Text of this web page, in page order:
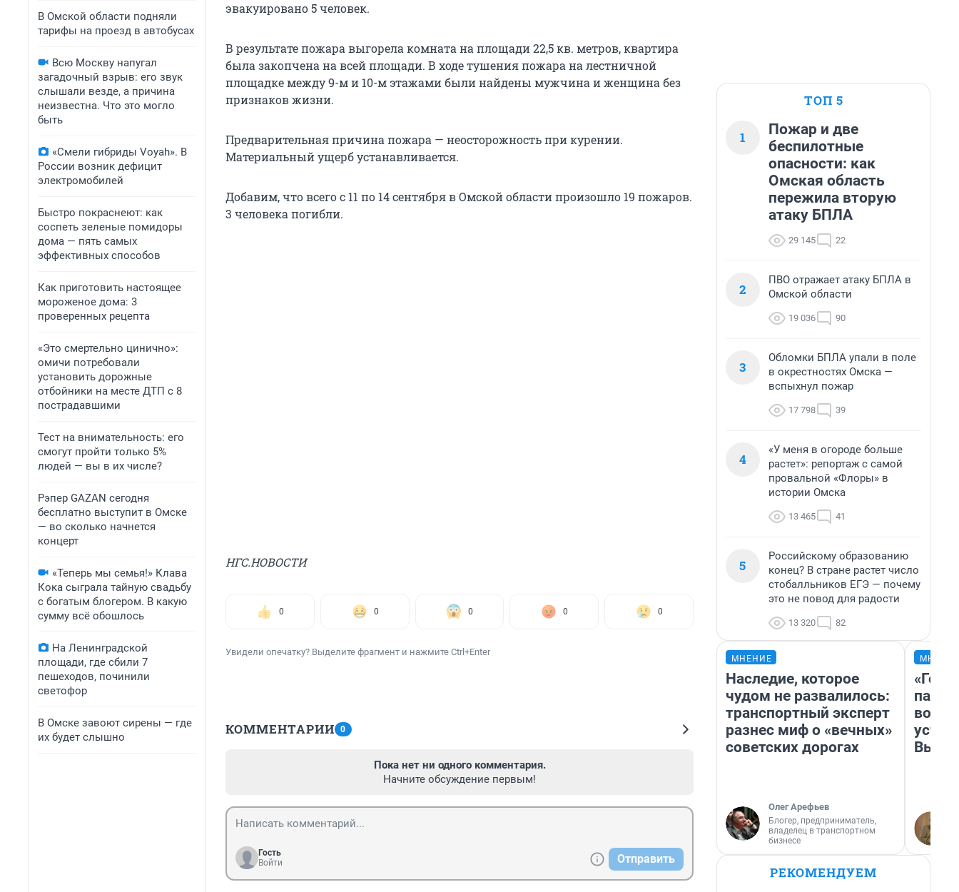
В Омской области подняли
тарифы на проезд в автобусах
Всю Москву напугал
загадочный взрыв: его звук
слышали везде, а причина
неизвестна. Что это могло
быть
«Смели гибриды Voyah». В
России возник дефицит
электромобилей
Быстро покраснеют: как
соспеть зеленые помидоры
дома — пять самых
эффективных способов
Как приготовить настоящее
мороженое дома: 3
проверенных рецепта
«Это смертельно цинично»:
омичи потребовали
установить дорожные
отбойники на месте ДТП с 8
пострадавшими
Тест на внимательность: его
смогут пройти только 5%
людей — вы в их числе?
Рэпер GAZAN сегодня
бесплатно выступит в Омске
— во сколько начнется
концерт
«Теперь мы семья!» Клава
Кока сыграла тайную свадьбу
с богатым блогером. В какую
сумму всё обошлось
На Ленинградской
площади, где сбили 7
пешеходов, починили
светофор
В Омске завоют сирены — где
их будет слышно
эвакуировано 5 человек.
В результате пожара выгорела комната на площади 22,5 кв. метров, квартира
была закопчена на всей площади. В ходе тушения пожара на лестничной
площадке между 9-м и 10-м этажами были найдены мужчина и женщина без
признаков жизни.
Предварительная причина пожара — неосторожность при курении.
Материальный ущерб устанавливается.
Добавим, что всего с 11 по 14 сентября в Омской области произошло 19 пожаров.
3 человека погибли.
НГС.НОВОСТИ
0 0 0 0 0
Увидели опечатку? Выделите фрагмент и нажмите Ctrl+Enter
КОММЕНТАРИИ 0
Пока нет ни одного комментария.
Начните обсуждение первым!
Гость
Войти
Отправить
ТОП 5
1
Пожар и две
беспилотные
опасности: как
Омская область
пережила вторую
атаку БПЛА
29 145 22
2
ПВО отражает атаку БПЛА в
Омской области
19 036 90
3
Обломки БПЛА упали в поле
в окрестностях Омска —
вспыхнул пожар
17 798 39
4
«У меня в огороде больше
растет»: репортаж с самой
провальной «Флоры» в
истории Омска
13 465 41
5
Российскому образованию
конец? В стране растет число
стобалльников ЕГЭ — почему
это не повод для радости
13 320 82
МНЕНИЕ
Наследие, которое
чудом не развалилось:
транспортный эксперт
разнес миф о «вечных»
советских дорогах
Олег Арефьев
Блогер, предприниматель,
владелец в транспортном
бизнесе
РЕКОМЕНДУЕМ